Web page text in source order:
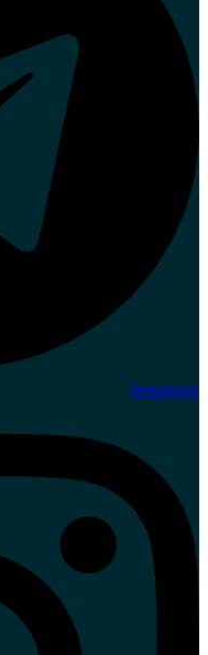
Instagram